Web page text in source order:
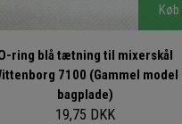
Køb
ring blå tætning til mixerskål
7100 (Gammel model
bagplade)
19,75 DKK